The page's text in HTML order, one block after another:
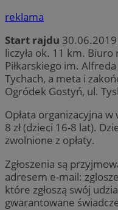
reklama
Start rajdu
liczyła ok. 11 km.
Piłkarskiego im.
Tychach, a meta i
Ogródek Gostyń, ul.
Opłata organizacyjna w
8 zł (dzieci 16-8 lat).
zwolnione z opłaty.
Zgłoszenia są
adresem e-mail:
które zgłoszą swój
gwarantowane